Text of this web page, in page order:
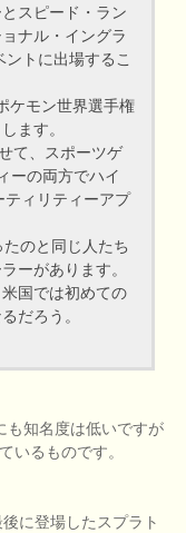
スピード・ラン
ナル・イングラ
トに出場するこ
ケモン世界選手権
ます。
て、スポーツゲ
ーの両方でハイ
ティリティーアプ
のと同じ人たち
ーがあります。
国では初めての
だろう。
も知名度は低いですが
いるものです。
に登場したスプラト